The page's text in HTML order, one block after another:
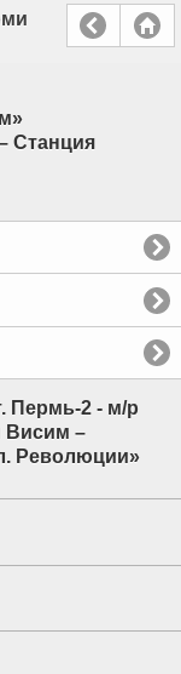
Станция
Пермь-2 - м/р
Висим –
Революции»